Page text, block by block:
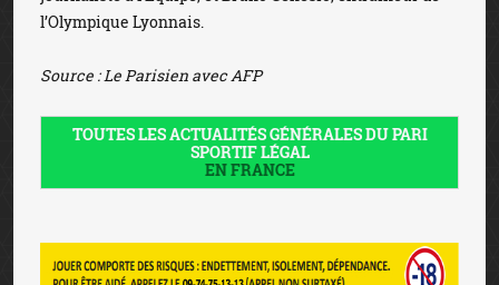
l’Olympique Lyonnais.
Source : Le Parisien avec AFP
TOUTES LES ACTUALITÉS GÉNÉRALES DU PARI
SPORTIF LÉGAL
EN FRANCE